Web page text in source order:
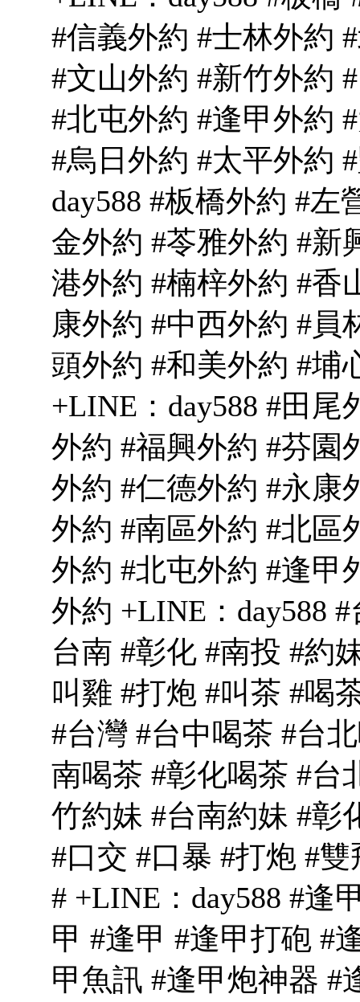
#信義外約 #士林外約
#文山外約 #新竹外約
#北屯外約 #逢甲外約
#烏日外約 #太平外約
day588 #板橋外約 #
金外約 #苓雅外約 #新
港外約 #楠梓外約 #香
康外約 #中西外約 #員
頭外約 #和美外約 #埔
+LINE：day588 #田
外約 #福興外約 #芬園
外約 #仁德外約 #永康
外約 #南區外約 #北區
外約 #北屯外約 #逢甲
外約 +LINE：day588
台南 #彰化 #南投 #約
叫雞 #打炮 #叫茶 #喝
#台灣 #台中喝茶 #台
南喝茶 #彰化喝茶 #台
竹約妹 #台南約妹 #彰
#口交 #口暴 #打炮 #
# +LINE：day588 #逢
甲 #逢甲 #逢甲打砲 #
甲魚訊 #逢甲炮神器 #